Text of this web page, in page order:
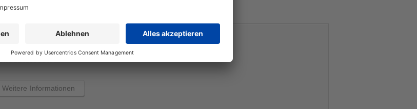
Aufsichtsrat
Weitere Informationen